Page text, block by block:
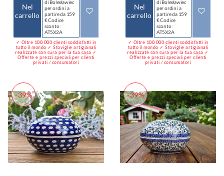
Nel
carrello
di Bolesławiec
per ordini a
partire da 159
€ Codice
sconto:
AT5X2A
✓ Oltre 100.000 clienti soddisfatti in
tutto il mondo ✓ Stoviglie artigianali
realizzate con cura per la tua casa ✓
Offerte e prezzi speciali per clienti
privati / consumatori
Nel
carrello
di Bolesławiec
per ordini a
partire da 159
€ Codice
sconto:
AT5X2A
✓ Oltre 100.000 clienti soddisfatti in
tutto il mondo ✓ Stoviglie artigianali
realizzate con cura per la tua casa ✓
Offerte e prezzi speciali per clienti
privati / consumatori
-39% -39%